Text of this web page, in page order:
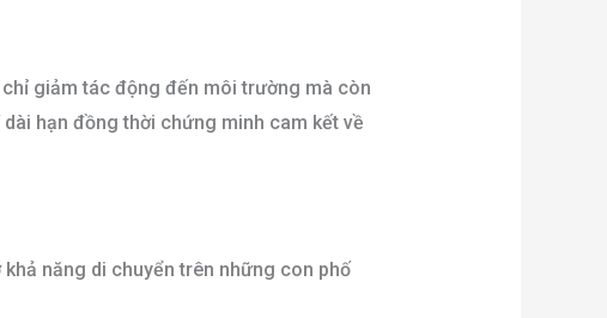
giảm tác động đến môi trường mà còn
hạn đồng thời chứng minh cam kết về
năng di chuyển trên những con phố